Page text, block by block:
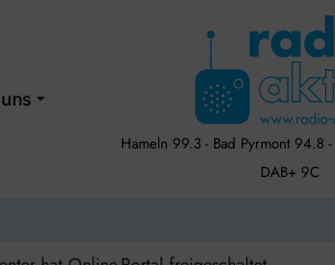
Hameln 99.3 - Bad Pyrmont 94.8
DAB+ 9C